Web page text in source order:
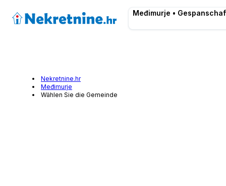
Međimurje •
Nekretnine.hr
Međimurje
Wählen Sie die Gemeinde